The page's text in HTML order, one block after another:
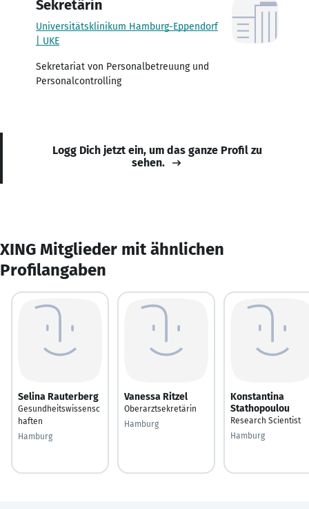
Sekretärin
Universitätsklinikum Hamburg-Eppendorf
| UKE
Sekretariat von Personalbetreuung und
Personalcontrolling
Logg Dich jetzt ein, um das ganze Profil zu
sehen.
XING Mitglieder mit ähnlichen
Profilangaben
Selina Rauterberg
Gesundheitswissensc
haften
Hamburg
Vanessa Ritzel
Oberarztsekretärin
Hamburg
Konstantina
Stathopoulou
Research Scientist
Hamburg